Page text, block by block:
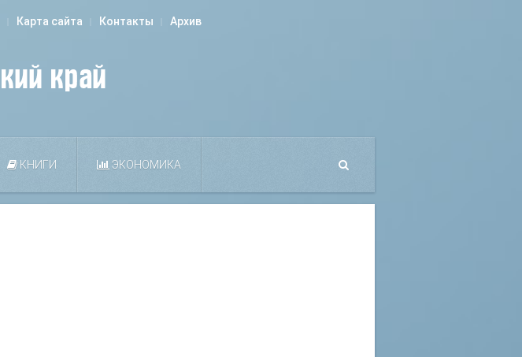
Карта сайта Контакты Архив
КНИГИ ЭКОНОМИКА